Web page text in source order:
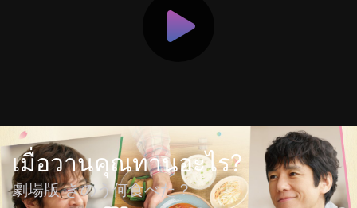
เมื่อวานคุณทานอะไร?
劇場版 きのう何食べた？